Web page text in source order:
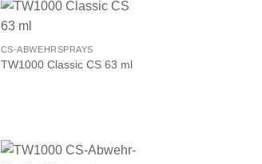
CS-ABWEHRSPRAYS
TW1000 Classic CS 63 ml